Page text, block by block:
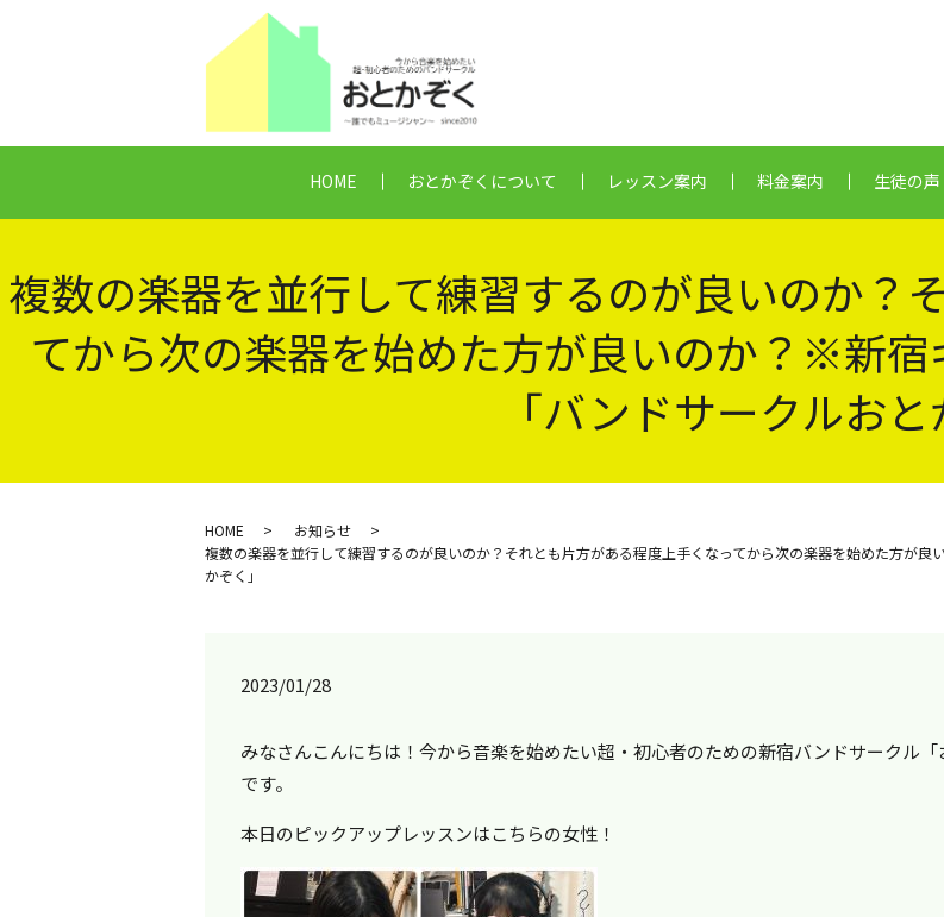
HOME おとかぞくについて レッスン案内 料金案内 生徒の声
複数の楽器を並行して練習するのが良いのか？
てから次の楽器を始めた方が良いのか？※新
「バンドサークルおと
HOME
お知らせ
複数の楽器を並行して練習するのが良いのか？それとも片方がある程度上手くなってから次の楽器を始めた方が
かぞく」
2023/01/28
みなさんこんにちは！今から音楽を始めたい超・初心者のための新宿バンドサークル「
です。
本日のピックアップレッスンはこちらの女性！